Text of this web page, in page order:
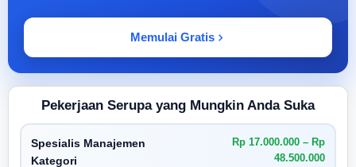
Memulai Gratis
Pekerjaan Serupa yang Mungkin Anda Suka
Spesialis Manajemen
Kategori
Rp 17.000.000 – Rp
48.500.000